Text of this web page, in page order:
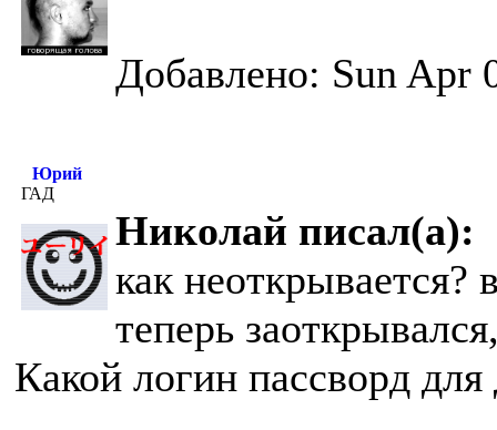
Добавлено: Sun Apr
Юрий
ГАД
Николай писал(а):
как неоткрывается?
теперь
Какой логин пассворд для